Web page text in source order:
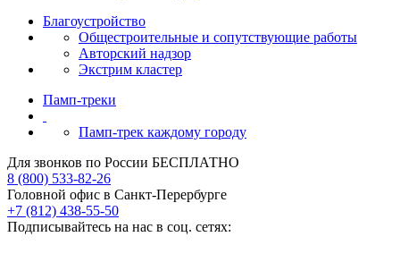
Благоустройство
Общестроительные и сопутствующие работы
Авторский надзор
Экстрим кластер
Памп‑треки
Памп-трек каждому городу
Для звонков по России БЕСПЛАТНО
8 (800) 533-82-26
Головной офис в Санкт-Перербурге
+7 (812) 438-55-50
Подписывайтесь на нас в соц. сетях: